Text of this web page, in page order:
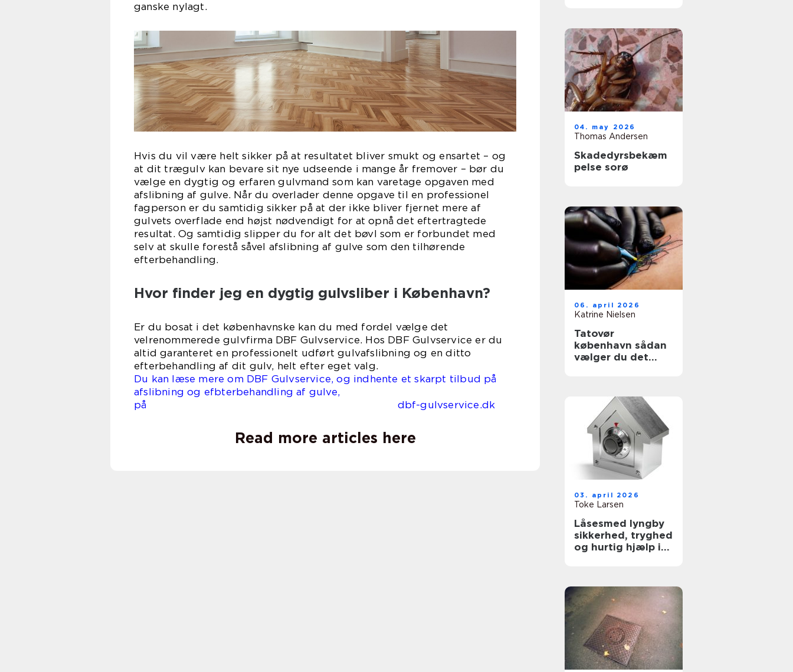
ganske nylagt.
Hvis du vil være helt sikker på at resultatet bliver smukt og ensartet – og
at dit trægulv kan bevare sit nye udseende i mange år fremover – bør du
vælge en dygtig og erfaren gulvmand som kan varetage opgaven med
afslibning af gulve. Når du overlader denne opgave til en professionel
fagperson er du samtidig sikker på at der ikke bliver fjernet mere af
gulvets overflade end højst nødvendigt for at opnå det eftertragtede
resultat. Og samtidig slipper du for alt det bøvl som er forbundet med
selv at skulle forestå såvel afslibning af gulve som den tilhørende
efterbehandling.
Hvor finder jeg en dygtig gulvsliber i København?
Er du bosat i det københavnske kan du med fordel vælge det
velrenommerede gulvfirma DBF Gulvservice. Hos DBF Gulvservice er du
altid garanteret en professionelt udført gulvafslibning og en ditto
efterbehandling af dit gulv, helt efter eget valg.
Du kan læse mere om DBF Gulvservice, og indhente et skarpt tilbud på
afslibning og efbterbehandling af gulve,
på dbf-gulvservice.dk
Read more articles here
04. may 2026
Thomas Andersen
Skadedyrsbekæm
pelse sorø
06. april 2026
Katrine Nielsen
Tatovør
københavn sådan
vælger du det
03. april 2026
Toke Larsen
Låsesmed lyngby
sikkerhed, tryghed
og hurtig hjælp i